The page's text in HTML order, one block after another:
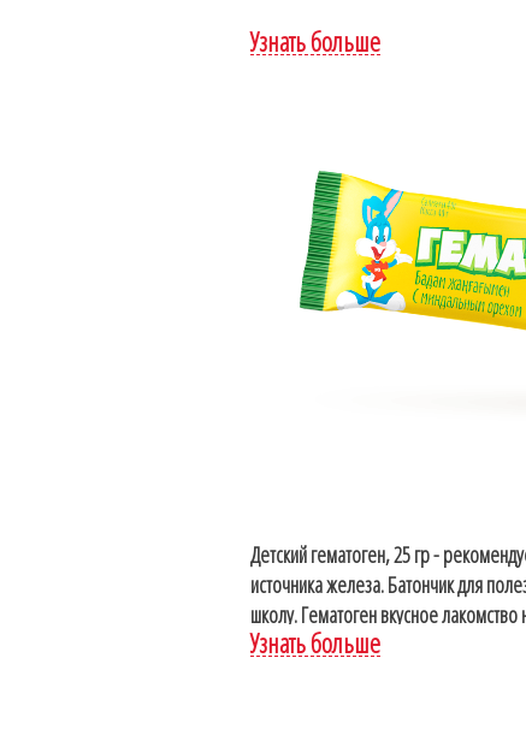
Узнать больше
Детский гематоген, 25 гр -
источника железа. Батончик для
школу. Гематоген вкусное
взрослых. Полезен при эмоциальных
Узнать больше